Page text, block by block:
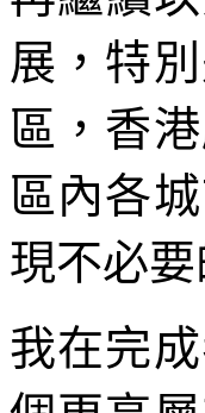
展，特
區，香
區內各
現不必要
我在完